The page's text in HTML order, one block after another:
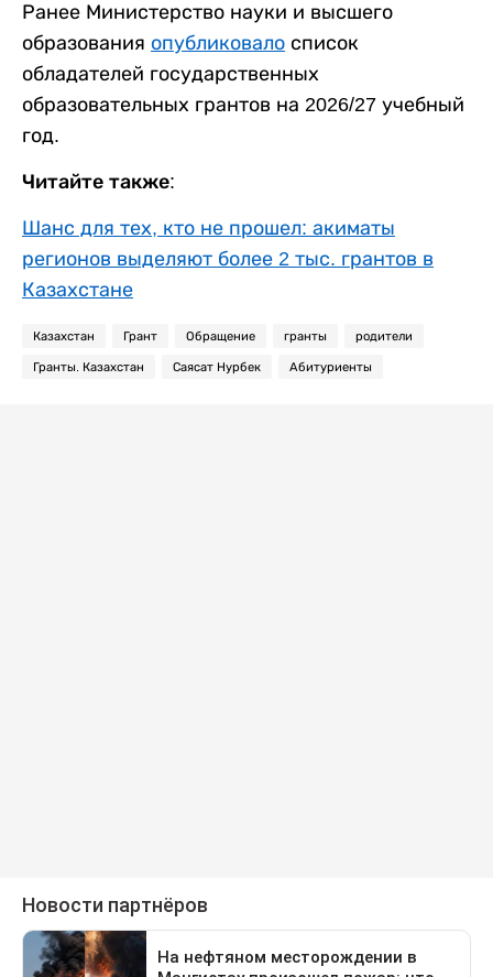
Ранее Министерство науки и высшего
образования опубликовало список
обладателей государственных
образовательных грантов на 2026/27 учебный
год.
Читайте также:
Шанс для тех, кто не прошел: акиматы
регионов выделяют более 2 тыс. грантов в
Казахстане
Казахстан Грант Обращение гранты родители
Гранты. Казахстан Саясат Нурбек Абитуриенты